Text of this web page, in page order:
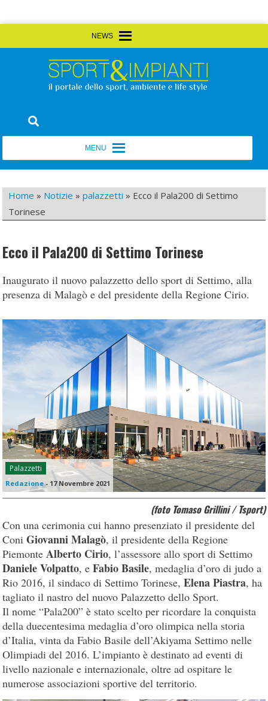
to
Sport&Impianti
Home » Notizie »palazzetti » Ecco il Pala200 di Settimo
Torinese
Ecco il Pala200 di Settimo Torinese
Inaugurato il nuovo palazzetto dello sport di Settimo, alla
presenza di Malagò e del presidente della Regione Cirio.
Palazzetti
Redazione- 17 Novembre 2021
(foto Tomaso Grillini / Tsport)
Con una cerimonia cui hanno presenziato il presidente del
ConiGiovanni Malagò, il presidente della Regione
Piemonte Alberto Cirio, l’assessore allo sport di Settimo
Daniele Volpatto, eFabio Basile, medaglia d’oro di judo a
Rio 2016, il sindaco di Settimo Torinese,Elena Piastra, ha
tagliato il nastro del nuovo Palazzetto dello Sport.
Il nome “Pala200” è stato scelto per ricordare la conquista
della duecentesima medaglia d’oro olimpica nella storia
d’Italia, vinta da Fabio Basile dell’Akiyama Settimo nelle
Olimpiadi del 2016. L’impianto è destinato ad eventi di
livello nazionale e internazionale, oltre ad ospitare le
numerose associazioni sportive del territorio.